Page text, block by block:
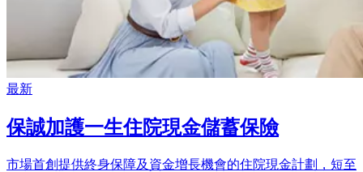
最新
保誠加護一生住院現金儲蓄保險
市場首創提供終身保障及資金增長機會的住院現金計劃，短至